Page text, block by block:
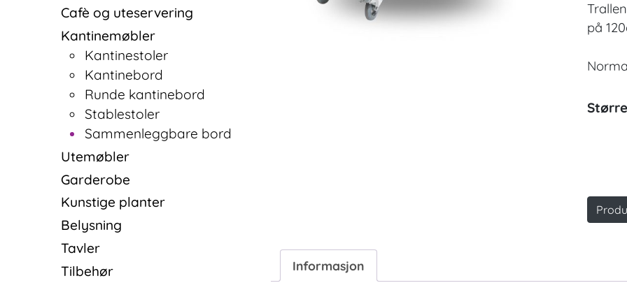
Cafè og uteservering
Kantinemøbler
Kantinestoler
Kantinebord
Runde kantinebord
Stablestoler
Sammenleggbare bord
Utemøbler
Garderobe
Kunstige planter
Belysning
Tavler
Tilbehør
på
Informasjon